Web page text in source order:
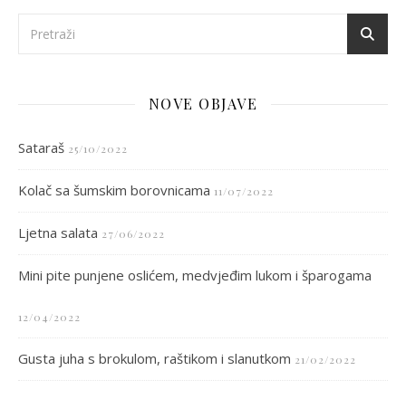
NOVE OBJAVE
Sataraš 25/10/2022
Kolač sa šumskim borovnicama 11/07/2022
Ljetna salata 27/06/2022
Mini pite punjene oslićem, medvjeđim lukom i šparogama
12/04/2022
Gusta juha s brokulom, raštikom i slanutkom 21/02/2022